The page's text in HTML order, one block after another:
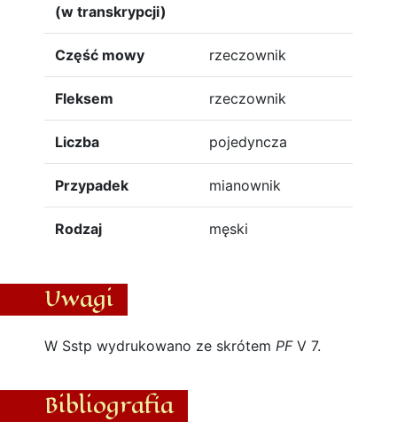
(w transkrypcji)
Część mowy rzeczownik
Fleksem rzeczownik
Liczba pojedyncza
Przypadek mianownik
Rodzaj męski
Uwagi
W Sstp wydrukowano ze skrótem PFV 7.
Bibliografia